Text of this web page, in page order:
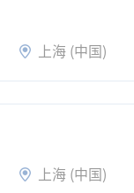
上海 (中国)
上海 (中国)